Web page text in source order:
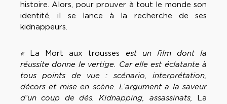
histoire. Alors, pour prouver à tout le monde son
identité, il se lance à la recherche de ses
kidnappeurs.
« La Mort aux trousses est un film dont la
réussite donne le vertige. Car elle est éclatante à
tous points de vue : scénario, interprétation,
décors et mise en scène. L’argument a la saveur
d’un coup de dés. Kidnapping, assassinats,
La